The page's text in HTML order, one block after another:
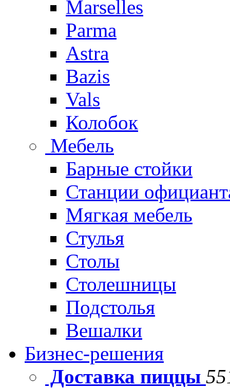
Marselles
Parma
Astra
Bazis
Vals
Колобок
Мебель
Барные стойки
Станции
Мягкая мебель
Стулья
Столы
Столешницы
Подстолья
Вешалки
Бизнес-решения
Доставка пиццы